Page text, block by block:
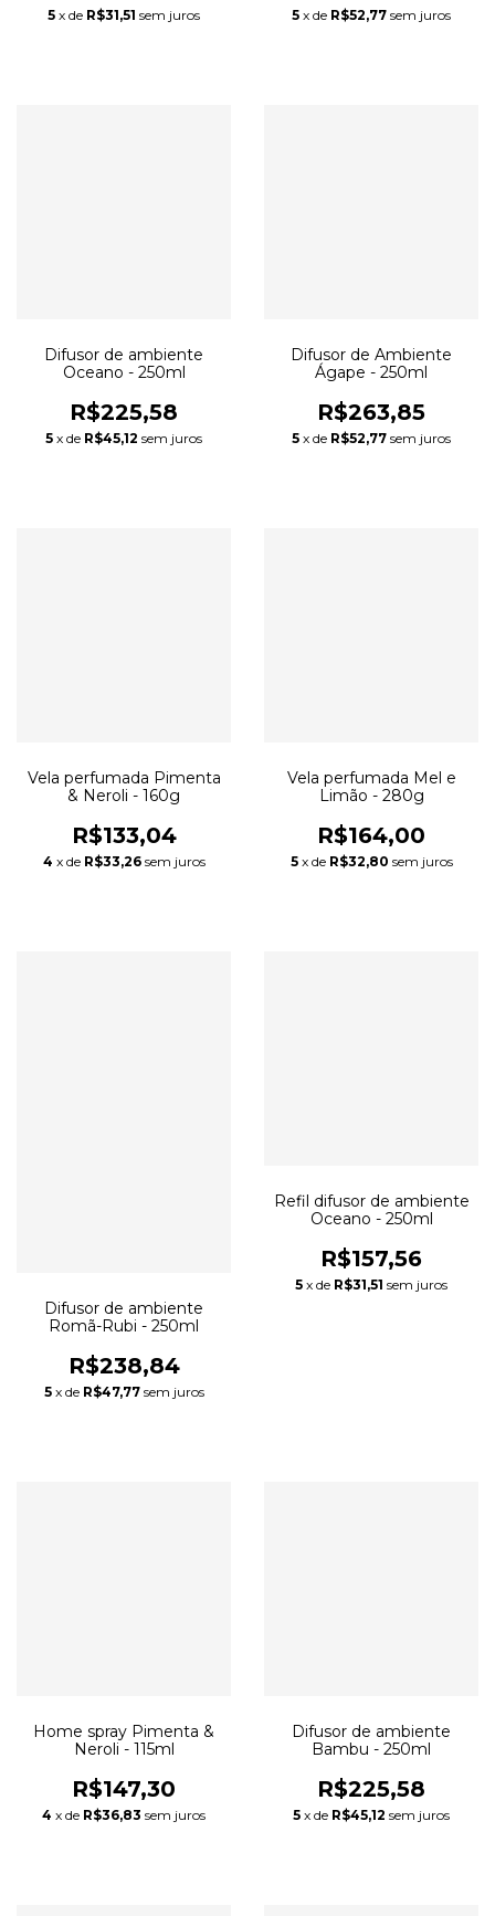
5 x de R$31,51 sem juros 5 x de R$52,77 sem juros
Difusor de ambiente
Oceano - 250ml
R$225,58
5 x de R$45,12 sem juros
Difusor de Ambiente
Ágape - 250ml
R$263,85
5 x de R$52,77 sem juros
Vela perfumada Pimenta
& Neroli - 160g
R$133,04
4 x de R$33,26 sem juros
Vela perfumada Mel e
Limão - 280g
R$164,00
5 x de R$32,80 sem juros
Difusor de ambiente
Romã-Rubi - 250ml
R$238,84
5 x de R$47,77 sem juros
Refil difusor de ambiente
Oceano - 250ml
R$157,56
5 x de R$31,51 sem juros
Home spray Pimenta &
Neroli - 115ml
R$147,30
4 x de R$36,83 sem juros
Difusor de ambiente
Bambu - 250ml
R$225,58
5 x de R$45,12 sem juros